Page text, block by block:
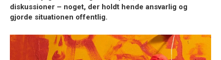
diskussioner – noget, der holdt hende ansvarlig og
gjorde situationen offentlig.